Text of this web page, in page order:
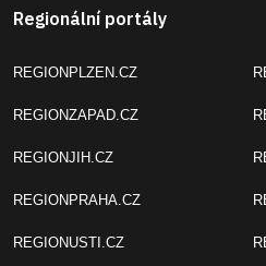
Regionální portály
REGIONPLZEN.CZ
REGIONZAPAD.CZ
REGIONJIH.CZ
REGIONPRAHA.CZ
REGIONUSTI.CZ